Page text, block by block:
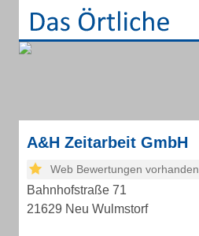
A&H Zeitarbeit GmbH
Web Bewertungen vorhanden
Bahnhofstraße 71
21629 Neu Wulmstorf